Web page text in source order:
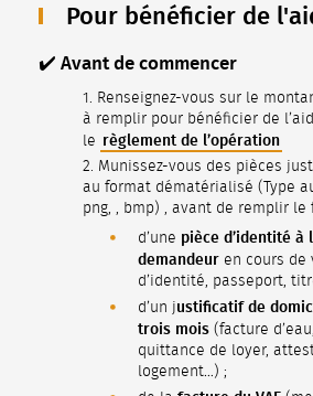
Pour bénéficier de
✔️ Avant de commencer
Renseignez-vous sur le
à remplir pour bénéficier de
le règlement de l’opération
Munissez-vous des pièces
au format dématérialisé (Type
png, , bmp) , avant de remplir le
d’une pièce d’identité à
demandeur en cours de
d’identité, passeport,
d’un justificatif de
trois mois (facture
quittance de loyer,
logement…) ;